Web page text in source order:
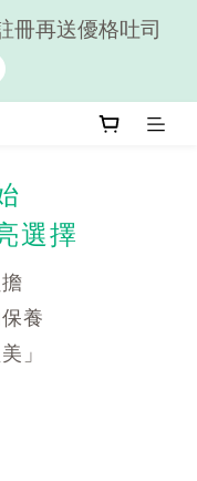
冊再送優格吐司
選擇
養
」